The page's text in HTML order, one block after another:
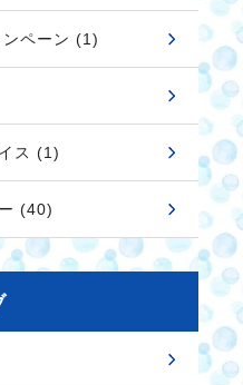
ペーン (1)
ス (1)
(40)